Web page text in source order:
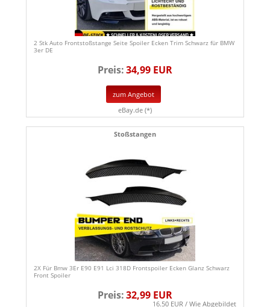
2 Stk Auto Frontstoßstange Seite Spoiler Ecken Trim Schwarz für BMW
3er DE
Preis:34,99 EUR
zum Angebot
eBay.de (*)
Stoßstangen
2X Für Bmw 3Er E90 E91 Lci 318D Frontspoiler Ecken Glanz Schwarz
Front Spoiler
Preis:32,99 EUR
16.50 EUR / Wie Abgebildet